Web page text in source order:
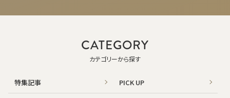
CATEGORY
カテゴリーから探す
特集記事 PICK UP